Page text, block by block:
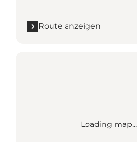
Route anzeigen
Loading map...